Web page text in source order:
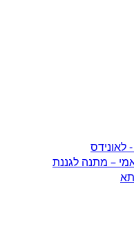
לאונידס